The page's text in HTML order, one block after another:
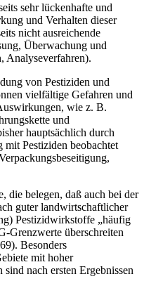
sehr lückenhafte und
und Verhalten dieser
nicht ausreichende
Überwachung und
Analyseverfahren).
von Pestiziden und
vielfältige Gefahren und
wie z. B.
und
hauptsächlich durch
Pestiziden beobachtet
die belegen, daß auch bei der
guter landwirtschaftlicher
Pestizidwirkstoffe „häufig
Grenzwerte überschreiten
Besonders
mit hoher
nach ersten Ergebnissen